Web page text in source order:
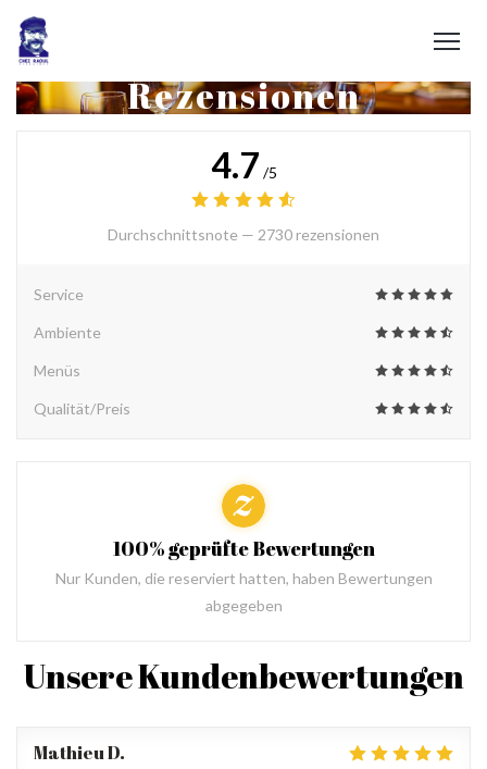
Rezensionen
Unsere Kundenbewertungen
MathieuD
4.7 /5
Durchschnittsnote — 2730 rezensionen
Service
Ambiente
Menüs
Qualität/Preis
100% geprüfte Bewertungen
Nur Kunden, die reserviert hatten, haben Bewertungen
abgegeben